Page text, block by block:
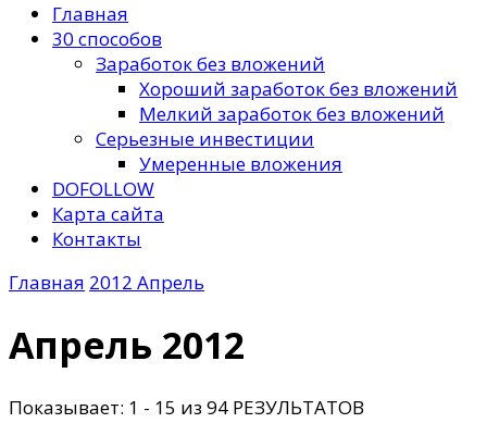
Главная
30 способов
Заработок без вложений
Хороший заработок без вложений
Мелкий заработок без вложений
Серьезные инвестиции
Умеренные вложения
DOFOLLOW
Карта сайта
Контакты
Главная 2012 Апрель
Апрель 2012
Показывает: 1 - 15 из 94 РЕЗУЛЬТАТОВ